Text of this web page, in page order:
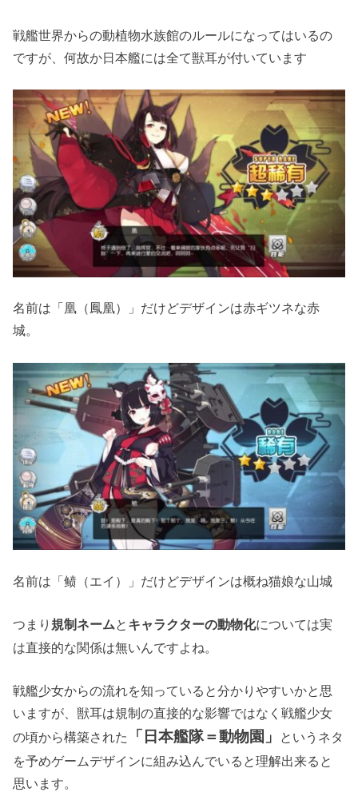
戦艦世界からの動植物水族館のルールになってはいるの
ですが、何故か日本艦には全て獣耳が付いています
名前は「凰（鳳凰）」だけどデザインは赤ギツネな赤
城。
名前は「鲼（エイ）」だけどデザインは概ね猫娘な山城
つまり 規制ネームと キャラクターの動物化については実
は直接的な関係は無いんですよね。
戦艦少女からの流れを知っていると分かりやすいかと思
いますが、獣耳は規制の直接的な影響ではなく戦艦少女
の頃から構築された
「日本艦隊＝動物園」
というネタ
を予めゲームデザインに組み込んでいると理解出来ると
思います。